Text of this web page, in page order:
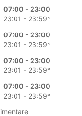
07:00 - 23:00
23:01 - 23:59*
07:00 - 23:00
23:01 - 23:59*
07:00 - 23:00
23:01 - 23:59*
07:00 - 23:00
23:01 - 23:59*